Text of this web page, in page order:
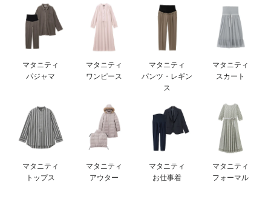
便利な育児家電
Gift Selection 出産祝い
保育園・入園準備特集
ファルスカ
デロンギ
マタニティ
パジャマ
マタニティ
ワンピース
マタニティ
パンツ・レギン
ス
マタニティ
スカート
マタニティ
トップス
マタニティ
アウター
マタニティ
お仕事着
マタニティ
フォーマル